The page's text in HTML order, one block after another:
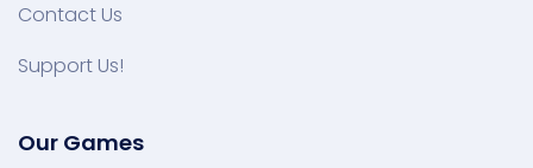
Contact Us
Support Us!
Our Games